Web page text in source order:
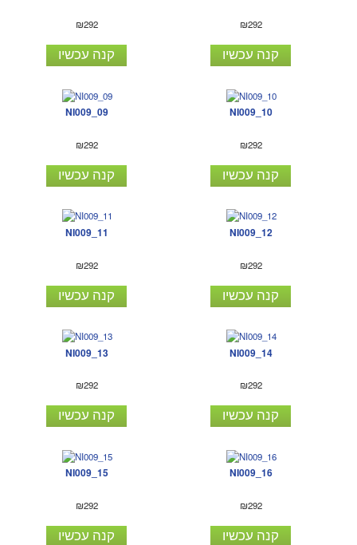
₪292
קנה עכשיו
₪292
קנה עכשיו
NI009_09
₪292
קנה עכשיו
NI009_10
₪292
קנה עכשיו
NI009_11
₪292
קנה עכשיו
NI009_12
₪292
קנה עכשיו
NI009_13
₪292
קנה עכשיו
NI009_14
₪292
קנה עכשיו
NI009_15
₪292
קנה עכשיו
NI009_16
₪292
קנה עכשיו